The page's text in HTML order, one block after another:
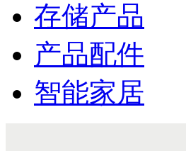
存储产品
产品配件
智能家居